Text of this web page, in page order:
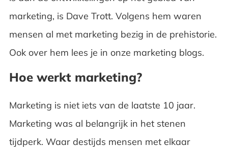
marketing, is Dave Trott. Volgens hem waren
mensen al met marketing bezig in de prehistorie.
Ook over hem lees je in onze marketing blogs.
Hoe werkt marketing?
Marketing is niet iets van de laatste 10 jaar.
Marketing was al belangrijk in het stenen
tijdperk. Waar destijds mensen met elkaar